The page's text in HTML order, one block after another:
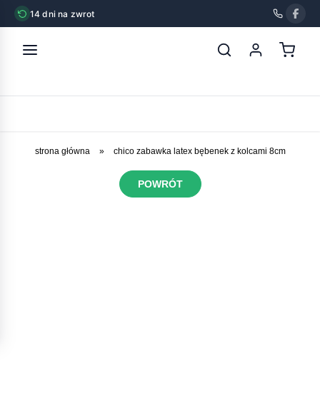
14 dni na zwrot
strona główna » chico zabawka latex bębenek z kolcami 8cm
POWRÓT